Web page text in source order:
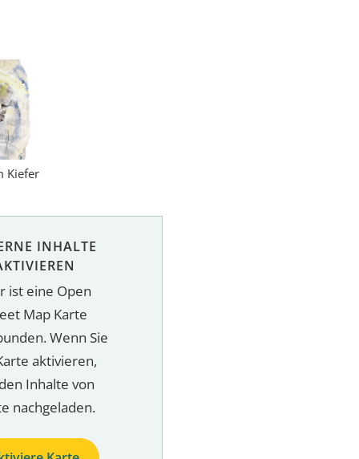
Kiefer
INHALTE
ist eine Open
Map Karte
Wenn Sie
aktivieren,
Inhalte von
nachgeladen.